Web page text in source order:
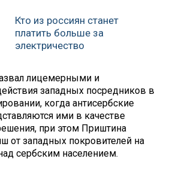
Кто из россиян станет
платить больше за
электричество
лицемерными и
западных посредников в
когда антисербские
ими в качестве
при этом Приштина
от западных покровителей на
сербским населением.